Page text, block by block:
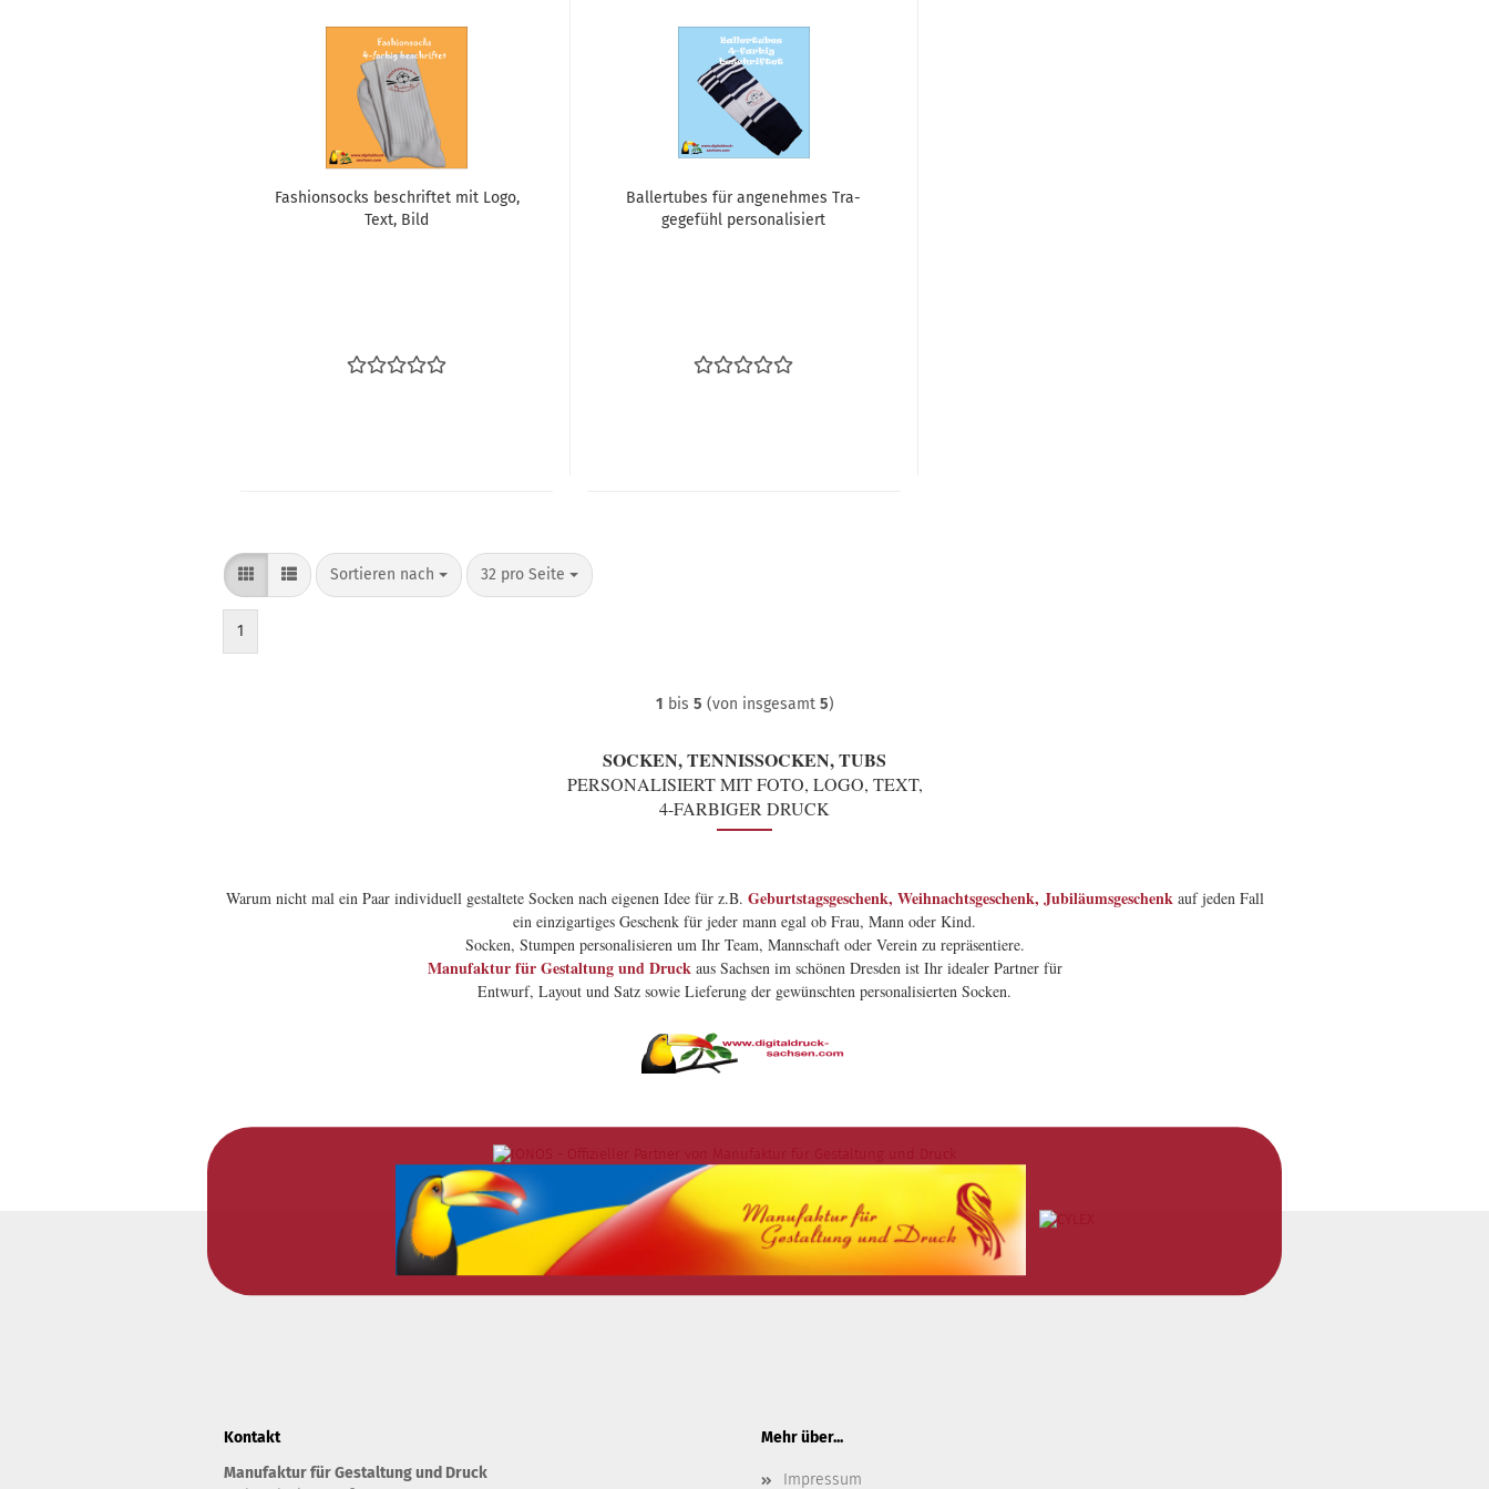
Fa­shions­ocks be­schrif­tet mit Logo,
Text, Bild
Bal­lertu­bes für an­ge­neh­mes Tra­
ge­ge­fühl per­so­na­li­siert
Sortieren nach
Sortieren nach 32 pro Seite
pro Seite
1
1 bis 5 (von insgesamt 5)
SOCKEN, TENNISSOCKEN, TUBS
PERSONALISIERT MIT FOTO, LOGO, TEXT,
4-FARBIGER DRUCK
Warum nicht mal ein Paar individuell gestaltete Socken nach eigenen Idee für z.B. Geburtstagsgeschenk, Weihnachtsgeschenk, Jubiläumsgeschenk auf jeden Fall
ein einzigartiges Geschenk für jeder mann egal ob Frau, Mann oder Kind.
Socken, Stumpen personalisieren um Ihr Team, Mannschaft oder Verein zu repräsentiere.
Manufaktur für Gestaltung und Druckaus Sachsen im schönen Dresden ist Ihr idealer Partner für
Entwurf, Layout und Satz sowie Lieferung der gewünschten personalisierten Socken.
Kontakt
Manufaktur für Gestaltung und Druck
Mehr über...
Impressum